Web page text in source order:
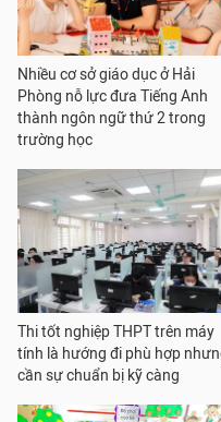
Nhiều cơ sở giáo dục ở Hải
Phòng nỗ lực đưa Tiếng Anh
thành ngôn ngữ thứ 2 trong
trường học
Thi tốt nghiệp THPT trên máy
tính là hướng đi phù hợp
cần sự chuẩn bị kỹ càng